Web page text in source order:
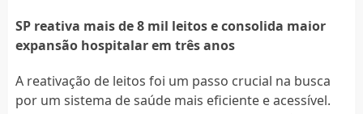
SP reativa mais de 8 mil leitos e consolida maior
expansão hospitalar em três anos
A reativação de leitos foi um passo crucial na busca
por um sistema de saúde mais eficiente e acessível.